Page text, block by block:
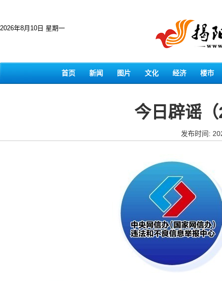
2026年8月10日 星期一
首页 新闻 图片 文化 经济 楼市
今日辟谣
发布时间: